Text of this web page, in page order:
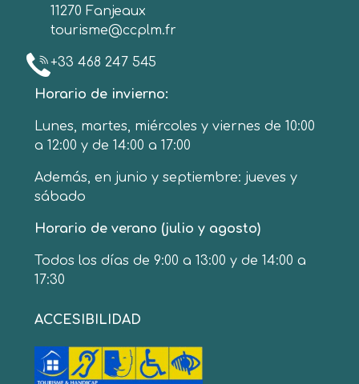
11270 Fanjeaux
tourisme@ccplm.fr
+33 468 247 545
Horario de invierno:
Lunes, martes, miércoles y viernes de 10:00
a 12:00 y de 14:00 a 17:00
Además, en junio y septiembre: jueves y
sábado
Horario de verano (julio y agosto)
Todos los días de 9:00 a 13:00 y de 14:00 a
17:30
ACCESIBILIDAD